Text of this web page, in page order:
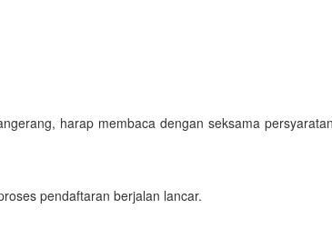
harap membaca dengan seksama persyaratan
pendaftaran berjalan lancar.